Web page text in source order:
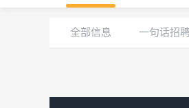
全部信息 一句话招